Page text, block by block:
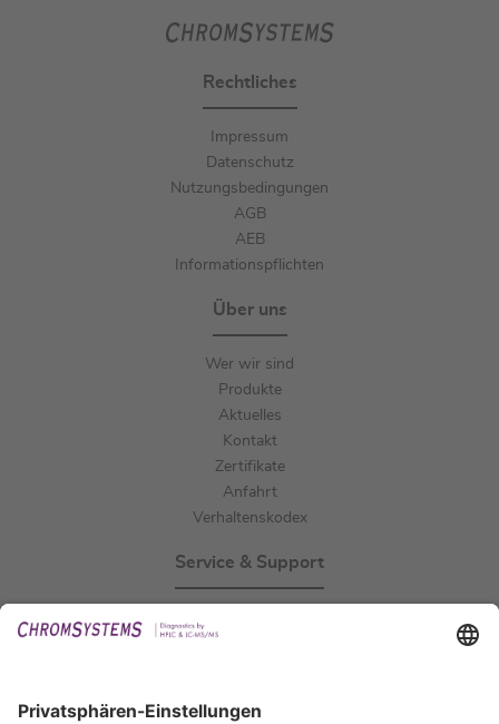
Rechtliches
Impressum
Datenschutz
Nutzungsbedingungen
AGB
AEB
Informationspflichten
Über uns
Wer wir sind
Produkte
Aktuelles
Kontakt
Zertifikate
Anfahrt
Verhaltenskodex
Service & Support
IFU anfordern